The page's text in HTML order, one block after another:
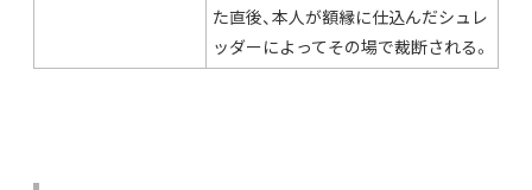
た直後、本人が額縁に仕込んだシュレ
ッダーによってその場で裁断される。